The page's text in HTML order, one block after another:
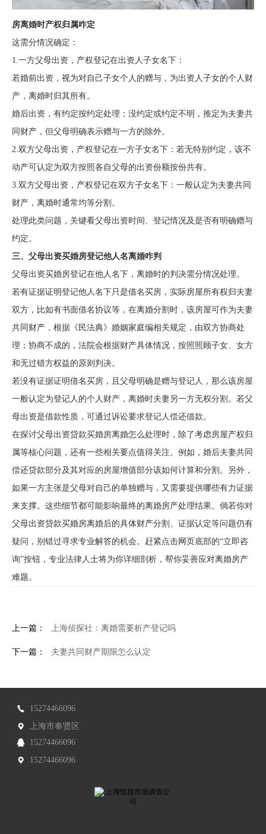
房离婚时产权归属咋定
这需分情况确定：
1.一方父母出资，产权登记在出资人子女名下：
若婚前出资，视为对自己子女个人的赠与，为出资人子女的个人财
产，离婚时归其所有。
婚后出资，有约定按约定处理；没约定或约定不明，推定为夫妻共
同财产，但父母明确表示赠与一方的除外。
2.双方父母出资，产权登记在一方子女名下：若无特别约定，该不
动产可认定为双方按照各自父母的出资份额按份共有。
3.双方父母出资，产权登记在双方子女名下：一般认定为夫妻共同
财产，离婚时通常均等分割。
处理此类问题，关键看父母出资时间、登记情况及是否有明确赠与
约定。
三、父母出资买婚房登记他人名离婚咋判
父母出资买婚房登记在他人名下，离婚时的判决需分情况处理。
若有证据证明登记他人名下只是借名买房，实际房屋所有权归夫妻
双方，比如有书面借名协议等，在离婚分割时，该房屋可作为夫妻
共同财产，根据《民法典》婚姻家庭编相关规定，由双方协商处
理；协商不成的，法院会根据财产具体情况，按照照顾子女、女方
和无过错方权益的原则判决。
若没有证据证明借名买房，且父母明确是赠与登记人，那么该房屋
一般认定为登记人的个人财产，离婚时夫妻另一方无权分割。若父
母出资是借款性质，可通过诉讼要求登记人偿还借款。
在探讨父母出资贷款买婚房离婚怎么处理时，除了考虑房屋产权归
属等核心问题，还有一些相关要点值得关注。例如，婚后夫妻共同
偿还贷款部分及其对应的房屋增值部分该如何计算和分割。另外，
如果一方主张是父母对自己的单独赠与，又需要提供哪些有力证据
来支撑。这些细节都可能影响最终的离婚房产处理结果。倘若你对
父母出资贷款买婚房离婚后的具体财产分割、证据认定等问题仍有
疑问，别错过寻求专业解答的机会。赶紧点击网页底部的“立即咨
询”按钮，专业法律人士将为你详细剖析，帮你妥善应对离婚房产
难题。
上一篇： 上海侦探社：离婚需要析产登记吗
下一篇： 夫妻共同财产期限怎么认定
15274466096
上海市奉贤区
15274466096
15274466096